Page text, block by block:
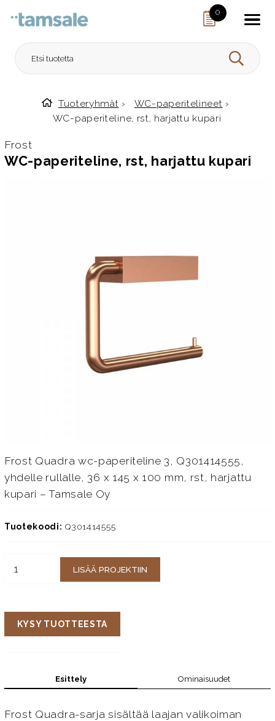
0
HAE
Etusivulle
Tuoteryhmät › WC-paperitelineet ›
WC-paperiteline, rst, harjattu kupari
Frost
WC-paperiteline, rst, harjattu kupari
Frost Quadra wc-paperiteline 3, Q301414555,
yhdelle rullalle, 36 x 145 x 100 mm, rst, harjattu
kupari – Tamsale Oy
Tuotekoodi: Q301414555
LISÄÄ PROJEKTIIN
KYSY TUOTTEESTA
Esittely Ominaisuudet
Frost Quadra-sarja sisältää laajan valikoiman